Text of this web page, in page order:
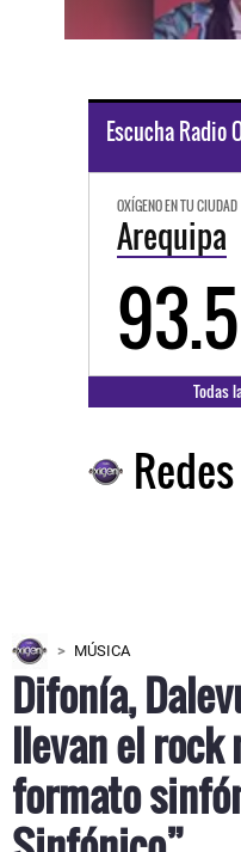
Escucha Radio
OXÍGENO EN TU CIUDAD
Arequipa
93.5
Todas
MÚSICA
Difonía,
llevan el rock
formato